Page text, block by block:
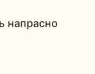
напрасно